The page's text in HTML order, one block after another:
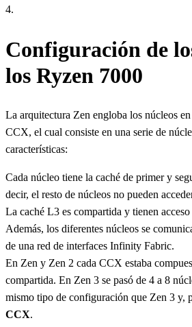
4.
Configuración de
los Ryzen 7000
La arquitectura Zen engloba los núcleos
CCX, el cual consiste en una serie de
características:
Cada núcleo tiene la caché de primer y
decir, el resto de núcleos no pueden
La caché L3 es compartida y tienen
Además, los diferentes núcleos se
de una red de interfaces Infinity Fabric.
En Zen y Zen 2 cada CCX estaba
compartida. En Zen 3 se pasó de 4 a 8
mismo tipo de configuración que Zen 3 y,
CCX.